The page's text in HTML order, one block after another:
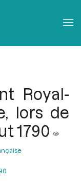
Royal-
lors de
1790